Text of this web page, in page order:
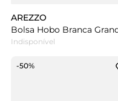
AREZZO
Indisponível
-50%